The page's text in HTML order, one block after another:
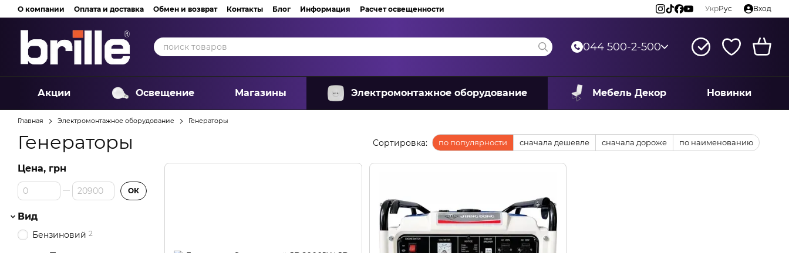
Перейти к основному контенту
О компании Оплата и доставка Обмен и возврат Контакты Блог Информация Расчет освещенности УкрРус Вход
044 500-2-500
Акции Освещение Магазины Электромонтажное оборудование Мебель Декор Новинки
Главная Электромонтажное оборудование Генераторы
Генераторы Сортировка: по популярности сначала дешевле сначала дороже по наименованию
Цена, грн
От Цена, грн
До Цена, грн ОК
Вид
Бензиновий 2